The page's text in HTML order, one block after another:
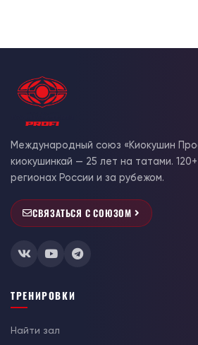
Международный союз «Киокушин
киокушинкай — 25 лет на татами. 120+
регионах России и за рубежом.
СВЯЗАТЬСЯ С СОЮЗОМ
ТРЕНИРОВКИ
Найти зал